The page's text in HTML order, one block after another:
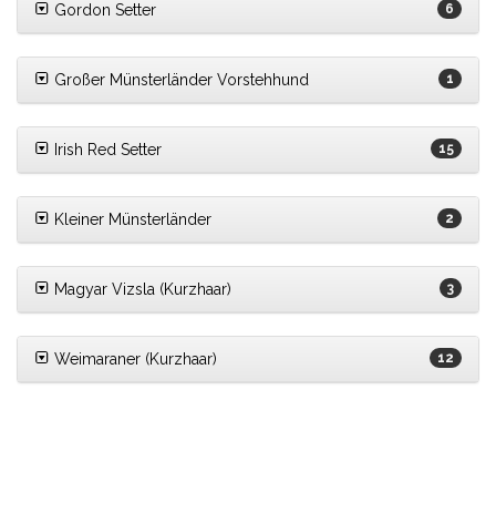
Gordon Setter 6
Großer Münsterländer Vorstehhund 1
Irish Red Setter 15
Kleiner Münsterländer 2
Magyar Vizsla (Kurzhaar) 3
Weimaraner (Kurzhaar) 12